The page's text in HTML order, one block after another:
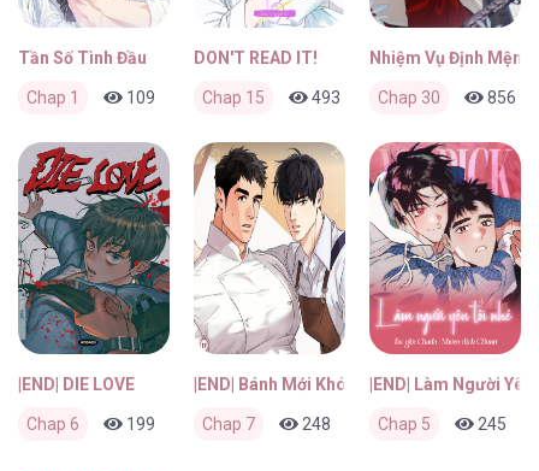
Tần Số Tình Đầu
Chap 1 109 2 tháng trước
DON'T READ IT!
Chap 15 493 0 2 tháng trước
Nhiệm Vụ Định Mệnh
Chap 30 856
|END| DIE LOVE
Chap 6 199 2 tháng trước
|END| Bánh Mới Khó Cưỡng
Chap 7 248 2 tháng trước
|END| Làm Người
Chap 5 245